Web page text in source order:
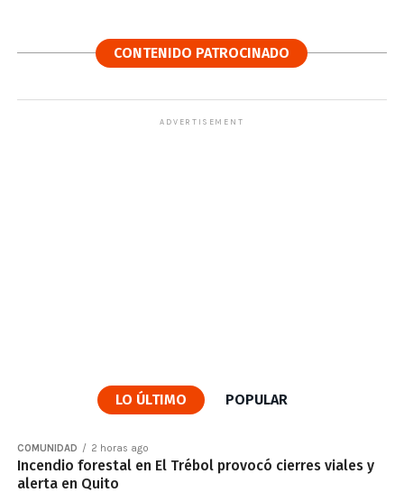
CONTENIDO PATROCINADO
ADVERTISEMENT
LO ÚLTIMO POPULAR
COMUNIDAD 2 horas ago
Incendio forestal en El Trébol provocó cierres viales y
alerta en Quito